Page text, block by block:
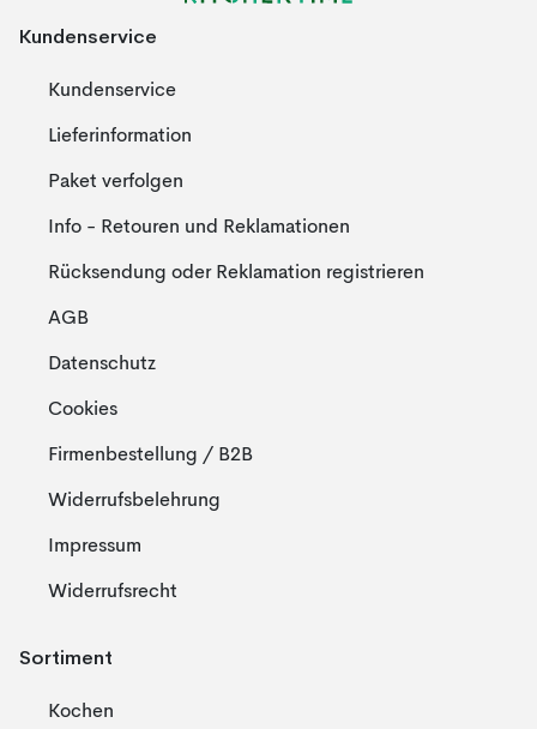
Kundenservice
Kundenservice
Lieferinformation
Paket verfolgen
Info - Retouren und Reklamationen
Rücksendung oder Reklamation registrieren
AGB
Datenschutz
Cookies
Firmenbestellung / B2B
Widerrufsbelehrung
Impressum
Widerrufsrecht
Sortiment
Kochen